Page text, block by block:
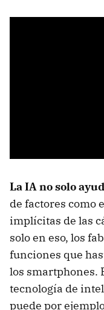
La IA no solo
de factores como
implícitas de las
solo en eso, los
funciones que
los smartphones.
tecnología de
puede por